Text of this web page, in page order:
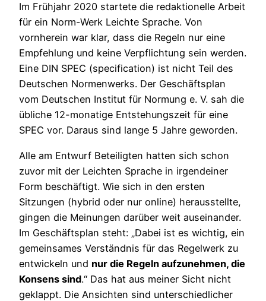
Im Frühjahr 2020 startete die redaktionelle Arbeit
für ein Norm-Werk Leichte Sprache. Von
vornherein war klar, dass die Regeln nur eine
Empfehlung und keine Verpflichtung sein werden.
Eine DIN SPEC (specification) ist nicht Teil des
Deutschen Normenwerks. Der Geschäftsplan
vom Deutschen Institut für Normung e. V. sah die
übliche 12-monatige Entstehungszeit für eine
SPEC vor. Daraus sind lange 5 Jahre geworden.
Alle am Entwurf Beteiligten hatten sich schon
zuvor mit der Leichten Sprache in irgendeiner
Form beschäftigt. Wie sich in den ersten
Sitzungen (hybrid oder nur online) herausstellte,
gingen die Meinungen darüber weit auseinander.
Im Geschäftsplan steht: „Dabei ist es wichtig, ein
gemeinsames Verständnis für das Regelwerk zu
entwickeln und nur die Regeln aufzunehmen, die
Konsens sind.“ Das hat aus meiner Sicht nicht
geklappt. Die Ansichten sind unterschiedlicher